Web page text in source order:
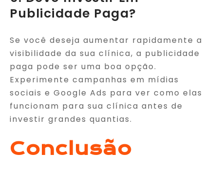
Publicidade Paga?
Se você deseja aumentar rapidamente a
visibilidade da sua clínica, a publicidade
paga pode ser uma boa opção.
Experimente campanhas em mídias
sociais e Google Ads para ver como elas
funcionam para sua clínica antes de
investir grandes quantias.
Conclusão